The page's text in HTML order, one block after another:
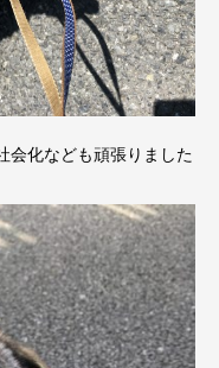
会化なども頑張りました